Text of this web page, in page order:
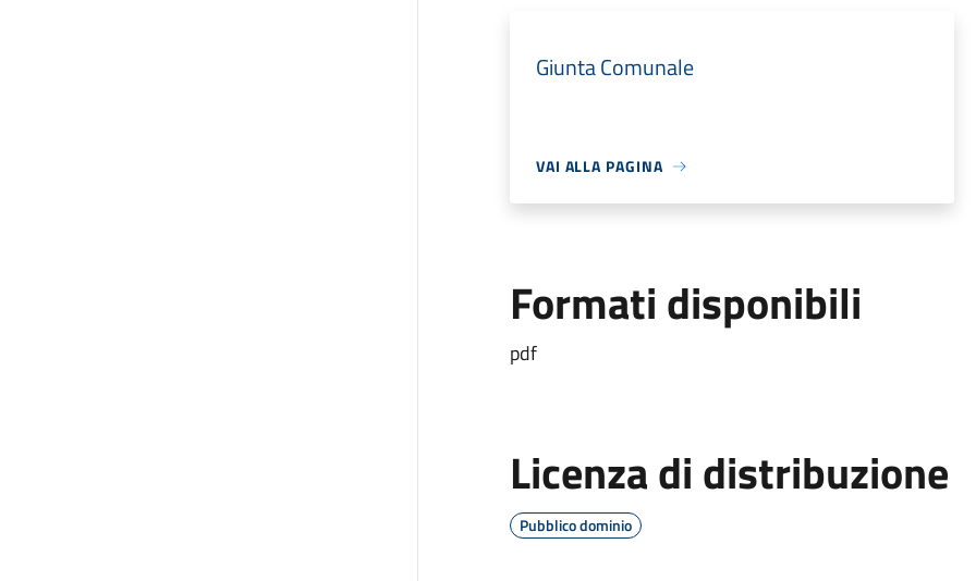
Giunta Comunale
VAI ALLA PAGINA
Formati disponibili
pdf
Licenza di distribuzione
Pubblico dominio